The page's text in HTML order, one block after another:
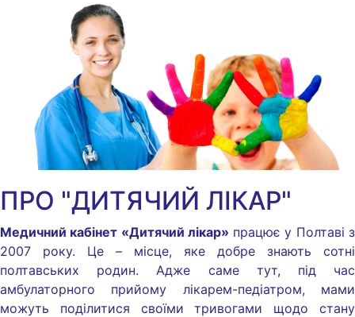
ПРО "ДИТЯЧИЙ ЛІКАР"
Медичний кабінет «Дитячий лікар» працює у Полтаві з
2007 року. Це – місце, яке добре знають сотні
полтавських родин. Адже саме тут, під час
амбулаторного прийому лікарем-педіатром, мами
можуть поділитися своїми тривогами щодо стану